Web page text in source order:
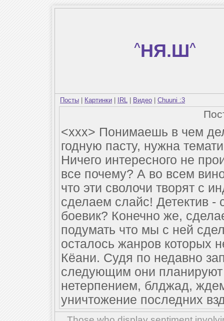
^НЯ.Ш^
Посты Картинки IRL Видео Chuuni :3
<xxx> Понимаешь в чем
годную пасту, нужна
Ничего интересного не
все почему? А во всем
что эти сволочи творят с
сделаем слайс! Детектив
боевик? Конечно же,
подумать что мы с ней
осталось жанров которых
Кёани. Судя по недавно
следующим они планируют
нетерпением, блджад,
уничтожение последних